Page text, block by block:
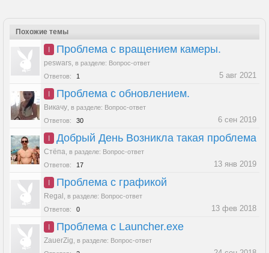
Похожие темы
I Проблема с вращением камеры.
peswars в разделе: Вопрос-ответ
Ответов:
1 5 авг 2021
I Проблема с обновлением.
Викачу в разделе: Вопрос-ответ
Ответов:
30 6 сен 2019
I Добрый День Возникла такая проблема
Стёпа в разделе: Вопрос-ответ
Ответов:
17 13 янв 2019
I Проблема с графикой
Regal в разделе: Вопрос-ответ
Ответов:
0 13 фев 2018
I Проблема с Launcher.exe
ZauerZig в разделе: Вопрос-ответ